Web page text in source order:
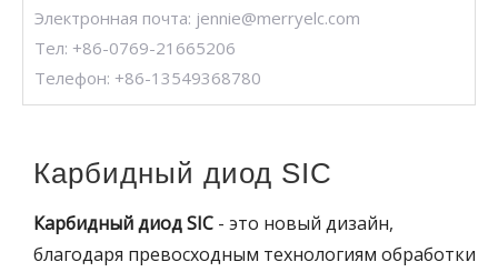
Электронная почта: jennie@merryelc.com
Тел: +86-0769-21665206
Телефон: +86-13549368780
Карбидный диод SIC
Карбидный диод SIC - это новый дизайн,
благодаря превосходным технологиям обработки